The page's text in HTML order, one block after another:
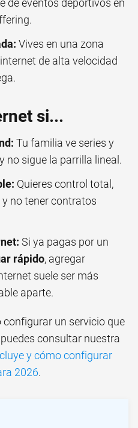
de eventos deportivos en
Vives en una zona
de alta velocidad
si...
Tu familia ve series y
no sigue la parrilla lineal.
Quieres control total,
no tener contratos
Si ya pagas por un
rápido, agregar
suele ser más
aparte.
un servicio que
consultar nuestra
y cómo configurar
2026.